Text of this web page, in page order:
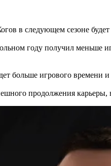
в следующем сезоне
году получил меньше
больше игрового времени и
продолжения